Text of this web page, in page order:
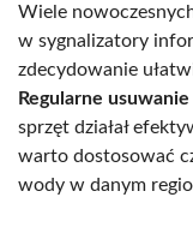
Wiele
w sygnalizatory
zdecydowanie
Regularne
sprzęt działał
warto dostosować
wody w danym